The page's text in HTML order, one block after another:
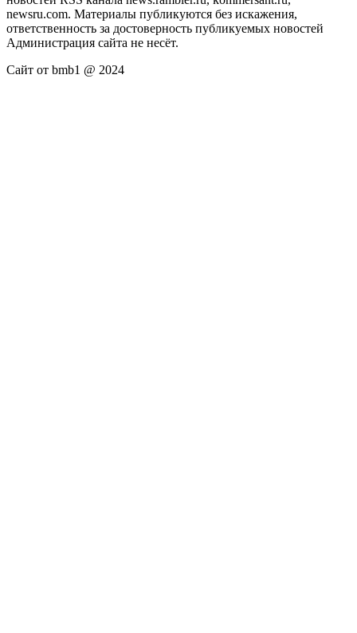
newsru.com. Материалы публикуются без искажения,
ответственность за достоверность публикуемых новостей
Администрация сайта не несёт.
Сайт от bmb1 @ 2024